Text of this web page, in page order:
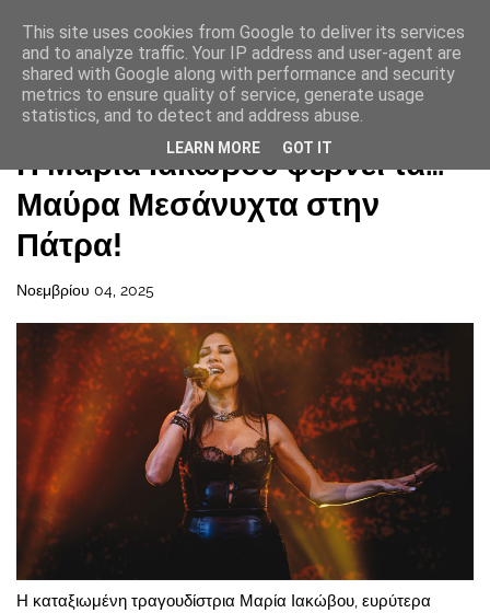
Αρχική σελίδα
Η Μαρία Ιακώβου φέρνει τα…
Μαύρα Μεσάνυχτα στην
Πάτρα!
Νοεμβρίου 04, 2025
Η καταξιωμένη τραγουδίστρια Μαρία Ιακώβου, ευρύτερα
This site uses cookies from Google to deliver its services
and to analyze traffic. Your IP address and user-agent are
shared with Google along with performance and security
metrics to ensure quality of service, generate usage
statistics, and to detect and address abuse.
LEARN MORE GOT IT